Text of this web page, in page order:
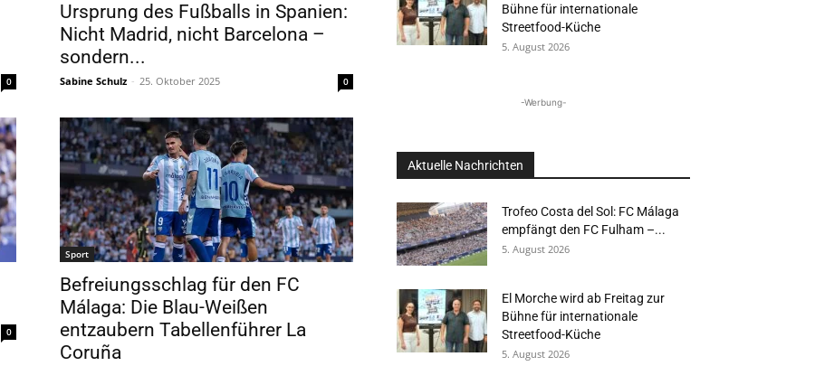
0
Ursprung des Fußballs in Spanien:
Nicht Madrid, nicht Barcelona –
sondern...
Sabine Schulz - 25. Oktober 2025 0
0
Sport
Befreiungsschlag für den FC
Málaga: Die Blau-Weißen
entzaubern Tabellenführer La
Coruña
Bühne für internationale
Streetfood-Küche
5. August 2026
-Werbung-
Aktuelle Nachrichten
Trofeo Costa del Sol: FC Málaga
empfängt den FC Fulham –...
5. August 2026
El Morche wird ab Freitag zur
Bühne für internationale
Streetfood-Küche
5. August 2026